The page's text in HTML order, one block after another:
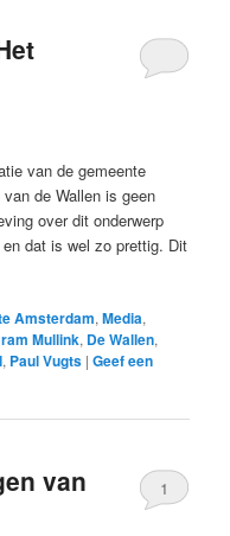
van de gemeente
de Wallen is geen
over dit onderwerp
dat is wel zo prettig. Dit
Amsterdam,Media,
Mullink, De Wallen,
, Paul Vugts |Geef een
van
1